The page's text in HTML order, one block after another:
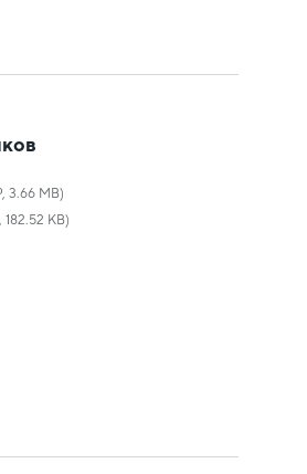
3.66 MB)
182.52 KB)